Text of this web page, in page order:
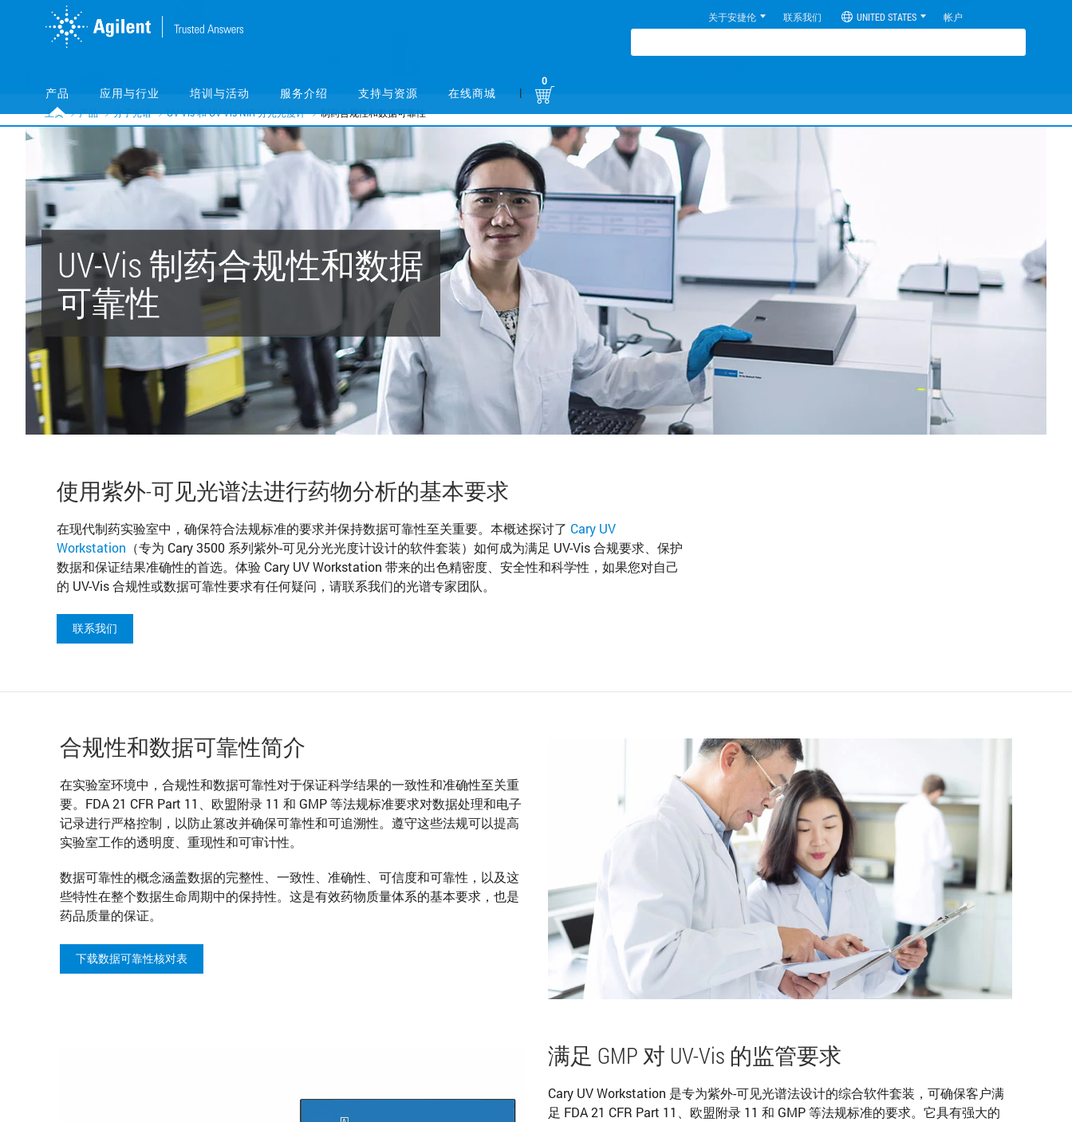
关于安捷伦 联系我们 UNITED STATES 帐户
产品 应用与行业 培训与活动 服务介绍 支持与资源 在线商城 |
0
主页 产品 分子光谱 UV-Vis 和 UV-Vis-NIR 分光光度计 制药合规性和数据可靠性
UV-Vis 制药合规性和数据
可靠性
使用紫外-可见光谱法进行药物分析的基本要求
在现代制药实验室中，确保符合法规标准的要求并保持数据可靠性至关重要。本概述探讨了 Cary UV
Workstation （专为 Cary 3500 系列紫外-可见分光光度计设计的软件套装）如何成为满足 UV-Vis 合规要求、保护
数据和保证结果准确性的首选。体验 Cary UV Workstation 带来的出色精密度、安全性和科学性，如果您对自己
的 UV-Vis 合规性或数据可靠性要求有任何疑问，请联系我们的光谱专家团队。
联系我们
合规性和数据可靠性简介
在实验室环境中，合规性和数据可靠性对于保证科学结果的一致性和准确性至关重
要。FDA 21 CFR Part 11、欧盟附录 11 和 GMP 等法规标准要求对数据处理和电子
记录进行严格控制，以防止篡改并确保可靠性和可追溯性。遵守这些法规可以提高
实验室工作的透明度、重现性和可审计性。
数据可靠性的概念涵盖数据的完整性、一致性、准确性、可信度和可靠性，以及这
些特性在整个数据生命周期中的保持性。这是有效药物质量体系的基本要求，也是
药品质量的保证。
下载数据可靠性核对表
满足 GMP 对 UV-Vis 的监管要求
Cary UV Workstation 是专为紫外-可见光谱法设计的综合软件套装，可确保客户满
足 FDA 21 CFR Part 11、欧盟附录 11 和 GMP 等法规标准的要求。它具有强大的